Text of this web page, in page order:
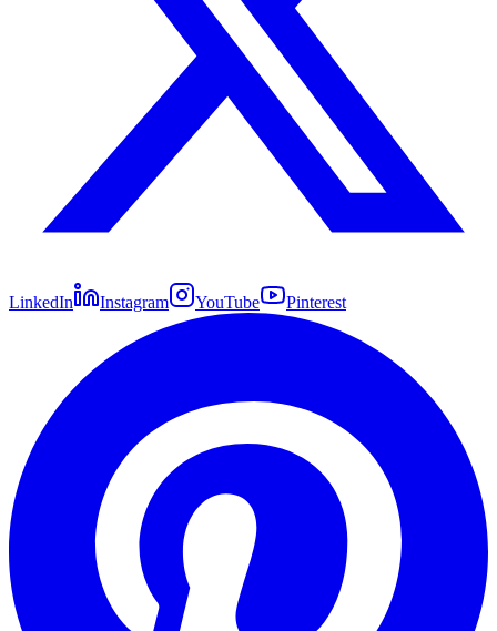
LinkedIn Instagram YouTube Pinterest